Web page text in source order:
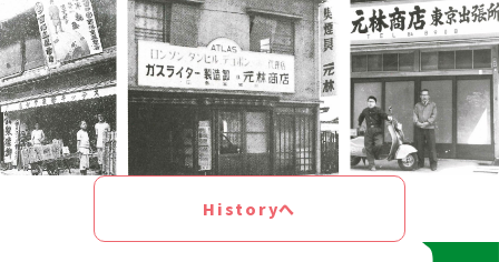
Historyへ